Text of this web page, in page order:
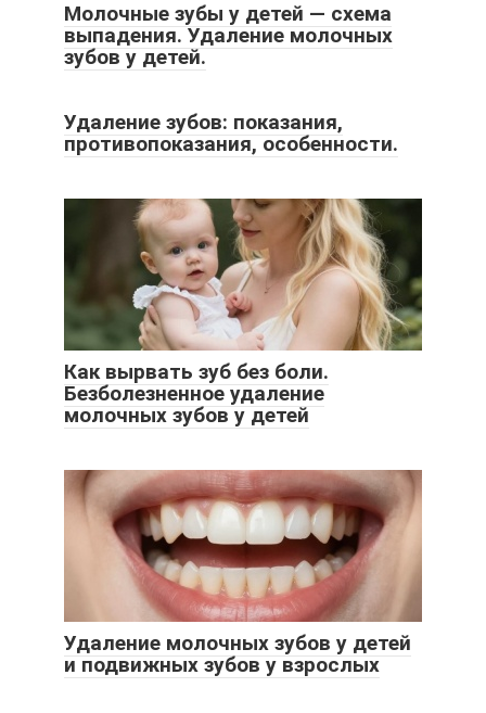
Молочные зубы у детей — схема
выпадения. Удаление молочных
зубов у детей.
Удаление зубов: показания,
противопоказания, особенности.
Как вырвать зуб без боли.
Безболезненное удаление
молочных зубов у детей
Удаление молочных зубов у детей
и подвижных зубов у взрослых